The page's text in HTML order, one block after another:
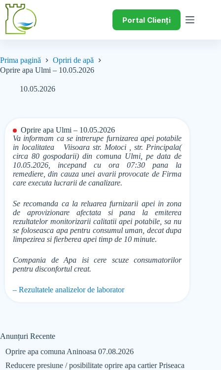
Portal Clienți
Prima pagină
Opriri de apă
Oprire apa Ulmi – 10.05.2026
10.05.2026
Oprire apa Ulmi – 10.05.2026
Va informam ca se intrerupe furnizarea apei potabile
in localitatea Viisoara str. Motoci , str. Principala(
circa 80 gospodarii) din comuna Ulmi, pe data de
10.05.2026, incepand cu ora 07:30 pana la
remediere, din cauza unei avarii provocate de Firma
care executa lucrarii de canalizare.
Se recomanda ca la reluarea furnizarii apei in zona
de aprovizionare afectata si pana la emiterea
rezultatelor monitorizarii calitatii apei potabile, sa nu
se foloseasca apa pentru consumul uman, decat dupa
limpezirea si fierberea apei timp de 10 minute.
Compania de Apa isi cere scuze consumatorilor
pentru disconfortul creat.
– Rezultatele analizelor de laborator
Anunțuri Recente
Oprire apa comuna Aninoasa 07.08.2026
Reducere presiune / posibilitate oprire apa cartier Priseaca